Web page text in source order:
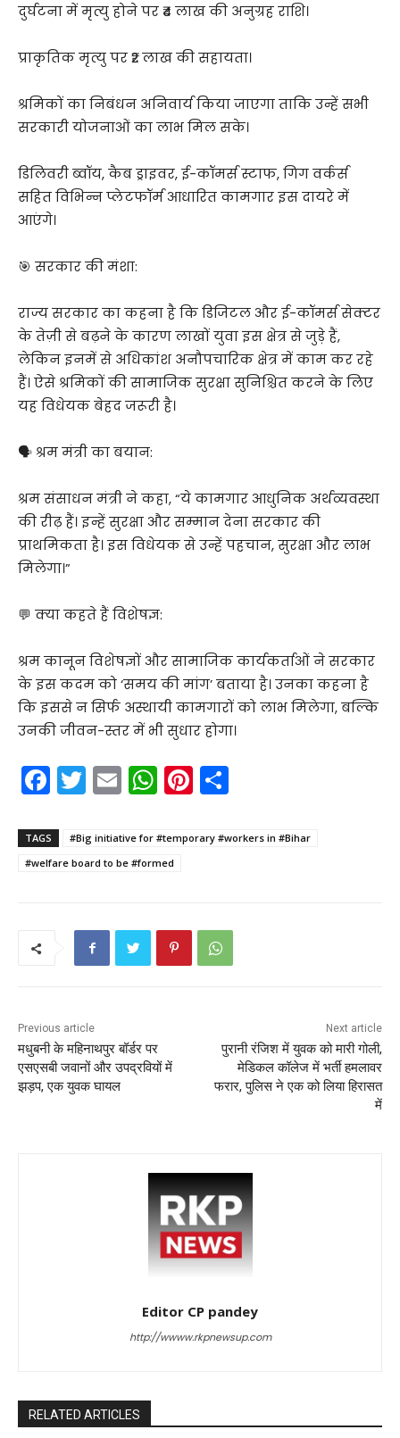
दुर्घटना में मृत्यु होने पर ₹4 लाख की अनुग्रह राशि।
प्राकृतिक मृत्यु पर ₹2 लाख की सहायता।
श्रमिकों का निबंधन अनिवार्य किया जाएगा ताकि उन्हें सभी
सरकारी योजनाओं का लाभ मिल सके।
डिलिवरी ब्वॉय, कैब ड्राइवर, ई-कॉमर्स स्टाफ, गिग वर्कर्स
सहित विभिन्न प्लेटफॉर्म आधारित कामगार इस दायरे में
आएंगे।
🎯 सरकार की मंशा:
राज्य सरकार का कहना है कि डिजिटल और ई-कॉमर्स सेक्टर
के तेज़ी से बढ़ने के कारण लाखों युवा इस क्षेत्र से जुड़े हैं,
लेकिन इनमें से अधिकांश अनौपचारिक क्षेत्र में काम कर रहे
हैं। ऐसे श्रमिकों की सामाजिक सुरक्षा सुनिश्चित करने के लिए
यह विधेयक बेहद जरूरी है।
🗣️ श्रम मंत्री का बयान:
श्रम संसाधन मंत्री ने कहा, “ये कामगार आधुनिक अर्थव्यवस्था
की रीढ़ हैं। इन्हें सुरक्षा और सम्मान देना सरकार की
प्राथमिकता है। इस विधेयक से उन्हें पहचान, सुरक्षा और लाभ
मिलेगा।”
💬 क्या कहते हैं विशेषज्ञ:
श्रम कानून विशेषज्ञों और सामाजिक कार्यकर्ताओं ने सरकार
के इस कदम को ‘समय की मांग’ बताया है। उनका कहना है
कि इससे न सिर्फ अस्थायी कामगारों को लाभ मिलेगा, बल्कि
उनकी जीवन-स्तर में भी सुधार होगा।
F
a
c
e
T
w
itt
er
E
m
ai
l
W
h
a
ts
p
p
Pi
nt
er ar
TAGS
#Big initiative for #temporary #workers in #Bihar
#welfare board to be #formed
Previous article
मधुबनी के महिनाथपुर बॉर्डर पर
एसएसबी जवानों और उपद्रवियों में
झड़प, एक युवक घायल
Next article
पुरानी रंजिश में युवक को मारी गोली,
मेडिकल कॉलेज में भर्ती हमलावर
फरार, पुलिस ने एक को लिया हिरासत
में
Editor CP pandey
http://wwww.rkpnewsup.com
RELATED ARTICLES